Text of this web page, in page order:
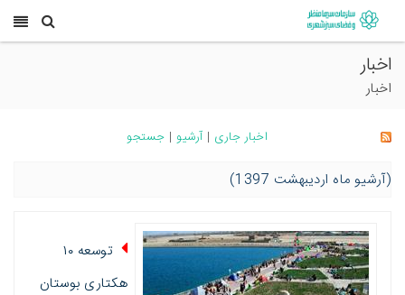
اخبار
اخبار
اخبار جاری | آرشیو | جستجو
(آرشیو ماه اردیبهشت 1397)
توسعه ١٠
هکتاری بوستان